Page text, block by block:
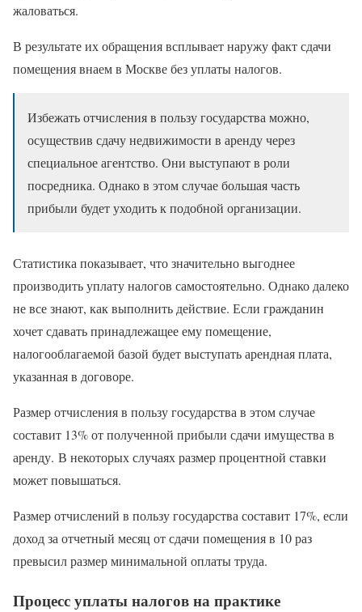
жаловаться.
В результате их обращения всплывает наружу факт сдачи
помещения внаем в Москве без уплаты налогов.
Избежать отчисления в пользу государства можно,
осуществив сдачу недвижимости в аренду через
специальное агентство. Они выступают в роли
посредника. Однако в этом случае большая часть
прибыли будет уходить к подобной организации.
Статистика показывает, что значительно выгоднее
производить уплату налогов самостоятельно. Однако далеко
не все знают, как выполнить действие. Если гражданин
хочет сдавать принадлежащее ему помещение,
налогооблагаемой базой будет выступать арендная плата,
указанная в договоре.
Размер отчисления в пользу государства в этом случае
составит 13% от полученной прибыли сдачи имущества в
аренду. В некоторых случаях размер процентной ставки
может повышаться.
Размер отчислений в пользу государства составит 17%, если
доход за отчетный месяц от сдачи помещения в 10 раз
превысил размер минимальной оплаты труда.
Процесс уплаты налогов на практике